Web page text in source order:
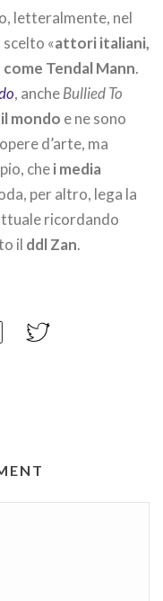
letteralmente, nel
«attori italiani,
Tendal Mann.
, ancheBullied To
mondo e ne sono
d’arte, ma
chei media
per altro, lega la
ricordando
il ddl Zan.